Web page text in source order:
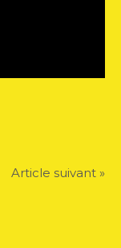
Article suivant »